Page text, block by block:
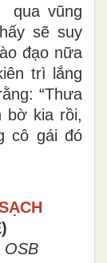
qua vũng
sẽ suy
đạo nữa
trì lắng
“Thưa
bờ kia rồi,
cô gái đó
OSB